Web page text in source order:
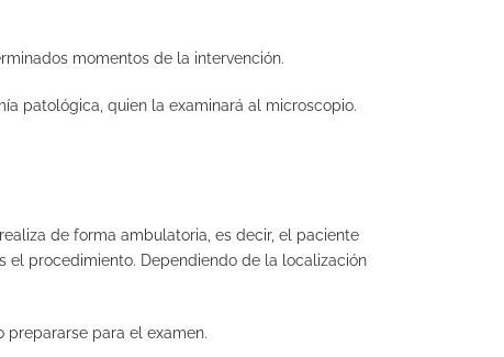
momentos de la intervención.
patológica, quien la examinará al microscopio.
de forma ambulatoria, es decir, el paciente
el procedimiento. Dependiendo de la localización
para el examen.